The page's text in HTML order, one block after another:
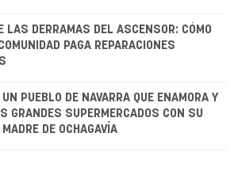
LAS DERRAMAS DEL ASCENSOR: CÓMO
PAGA REPARACIONES
PUEBLO DE NAVARRA QUE ENAMORA Y
GRANDES SUPERMERCADOS CON SU
DE OCHAGAVÍA